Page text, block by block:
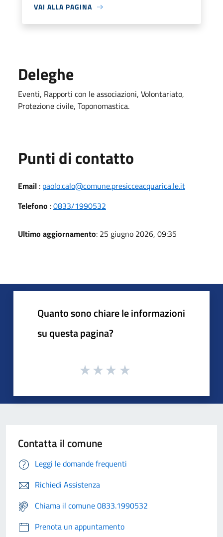
VAI ALLA PAGINA
Deleghe
Eventi, Rapporti con le associazioni, Volontariato,
Protezione civile, Toponomastica.
Punti di contatto
Email : paolo.calo@comune.presicceacquarica.le.it
Telefono :0833/1990532
Ultimo aggiornamento: 25 giugno 2026, 09:35
Quanto sono chiare le informazioni
su questa pagina?
Contatta il comune
Leggi le domande frequenti
Richiedi Assistenza
Chiama il comune 0833.1990532
Prenota un appuntamento